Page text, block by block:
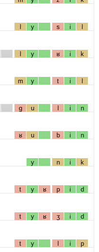
l y s i l
l y ʁ i k
m y t i l
g u l i n
ʁ u b i n
y n i k
t y ʁ p i d
t y ʁ ʒ i d
t y l i p